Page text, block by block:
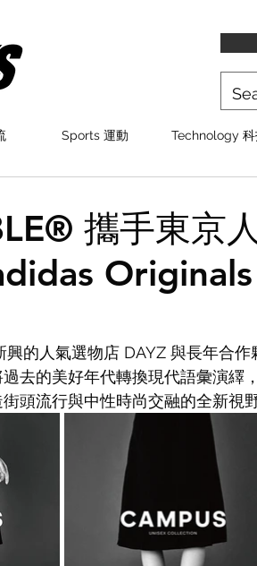
Sports 運動 Technology
攜手東京人
Originals
的人氣選物店 DAYZ 與長年合作
去的美好年代轉換現代語彙演繹
頭流行與中性時尚交融的全新視野